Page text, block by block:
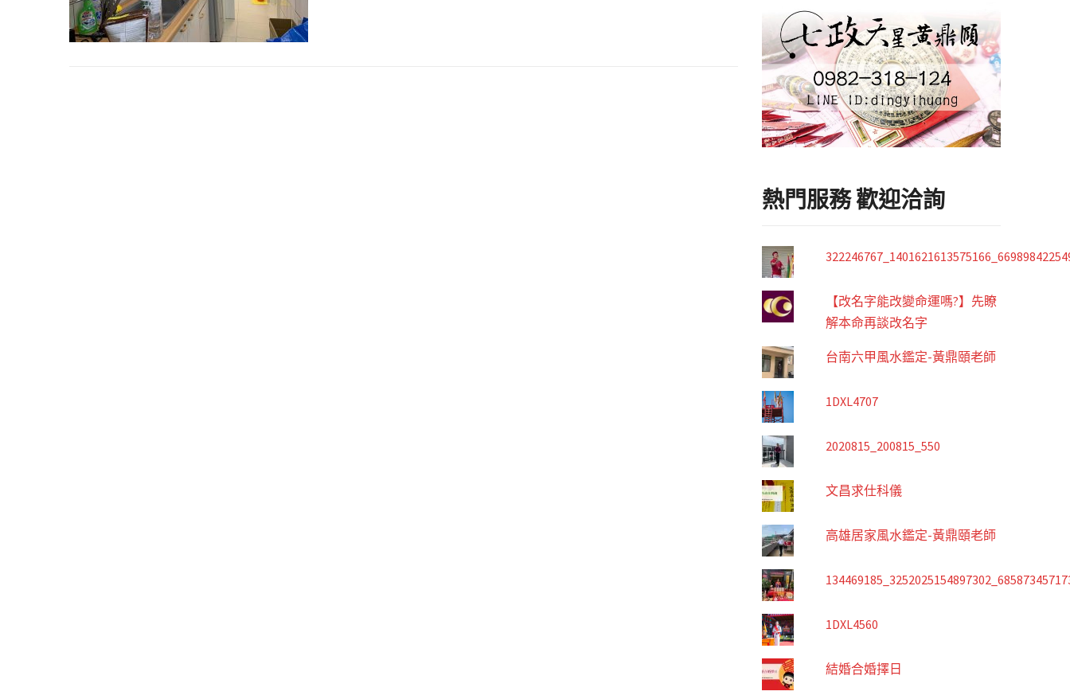
熱門服務 歡迎洽詢
【改名字能改變命運嗎?】先瞭
解本命再談改名字
台南六甲風水鑑定-黃鼎頤老師
1DXL4707
2020815_200815_550
文昌求仕科儀
高雄居家風水鑑定-黃鼎頤老師
1DXL4560
結婚合婚擇日